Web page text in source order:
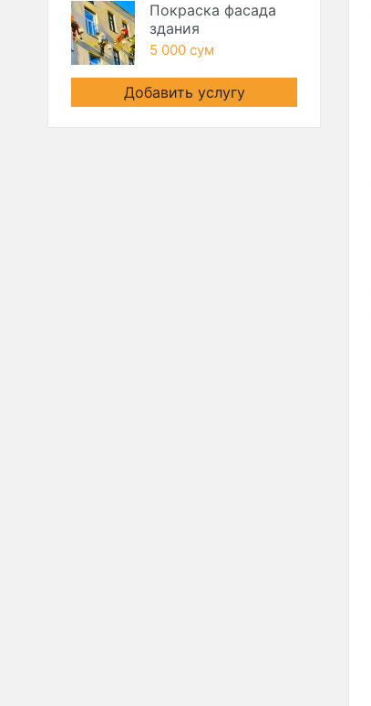
Покраска фасада
здания
5 000 сум
Добавить услугу